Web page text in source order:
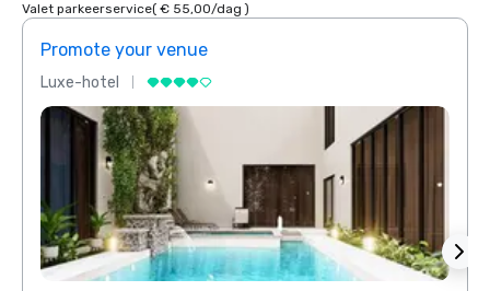
Valet parkeerservice( € 55,00/dag )
Promote your venue
Luxe-hotel